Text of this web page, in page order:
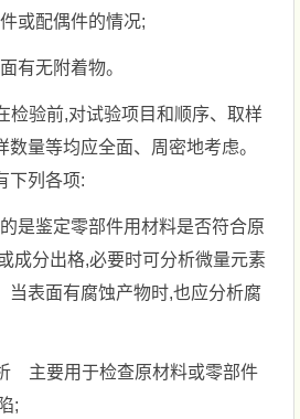
或配偶件的情况;
有无附着物。
验前,对试验项目和顺序、取样
量等均应全面、周密地考虑。
下列各项:
是鉴定零部件用材料是否符合原
成分出格,必要时可分析微量元素
当表面有腐蚀产物时,也应分析腐
主要用于检查原材料或零部件
;